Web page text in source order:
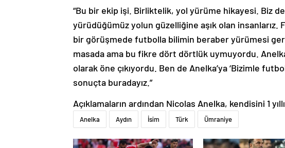
“Bu bir ekip işi. Birliktelik, yol yürüme hikayesi. Biz
yürüdüğümüz yolun güzelliğine aşık olan insanlarız.
bir görüşmede futbolla bilimin beraber yürümesi
masada ama bu fikre dört dörtlük uymuyordu.
olarak öne çıkıyordu. Ben de Anelka’ya ‘Bizimle
sonuçta buradayız.”
Açıklamaların ardından Nicolas Anelka, kendisini 1
Anelka Aydın İsim Türk Ümraniye